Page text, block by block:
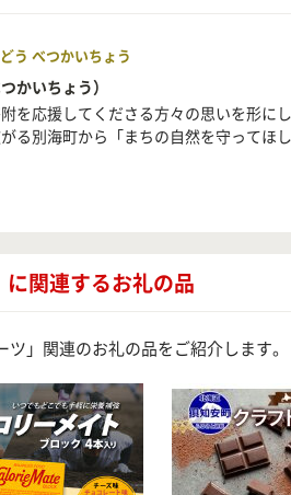
う べつかいちょう
かいちょう）
を応援してくださる方々の思いを形に
る別海町から「まちの自然を守ってほ
関連するお礼の品
」関連のお礼の品をご紹介します。